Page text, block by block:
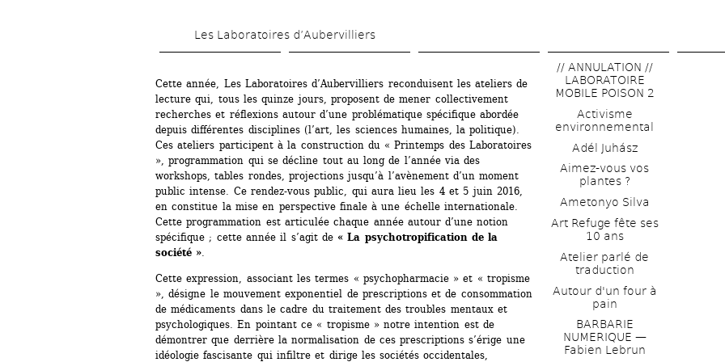
contenu
Les Laboratoires d’Aubervilliers
Cette année, Les Laboratoires d’Aubervilliers reconduisent les ateliers de
lecture qui, tous les quinze jours, proposent de mener collectivement
recherches et réflexions autour d’une problématique spécifique abordée
depuis différentes disciplines (l’art, les sciences humaines, la politique).
Ces ateliers participent à la construction du « Printemps des Laboratoires
», programmation qui se décline tout au long de l’année via des
workshops, tables rondes, projections jusqu’à l’avènement d’un moment
public intense. Ce rendez-vous public, qui aura lieu les 4 et 5 juin 2016,
en constitue la mise en perspective finale à une échelle internationale.
Cette programmation est articulée chaque année autour d’une notion
spécifique ; cette année il s’agit de « La psychotropification de la
société ».
Cette expression, associant les termes « psychopharmacie » et « tropisme
», désigne le mouvement exponentiel de prescriptions et de consommation
de médicaments dans le cadre du traitement des troubles mentaux et
psychologiques. En pointant ce « tropisme » notre intention est de
démontrer que derrière la normalisation de ces prescriptions s’érige une
idéologie fascisante qui infiltre et dirige les sociétés occidentales,
// ANNULATION //
LABORATOIRE
MOBILE POISON 2
Activisme
environnemental
Adél Juhász
Aimez-vous vos
plantes ?
Ametonyo Silva
Art Refuge fête ses
10 ans
Atelier parlé de
traduction
Autour d'un four à
pain
BARBARIE
NUMERIQUE —
Fabien Lebrun